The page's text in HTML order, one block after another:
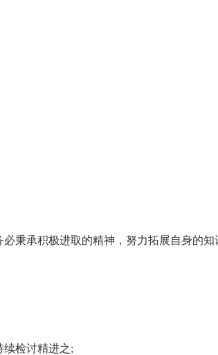
秉承积极进取的精神，努力拓展自身的知
检讨精进之;